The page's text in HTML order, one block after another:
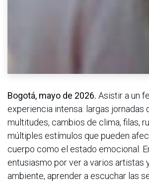
Bogotá, mayo de 2026. Asistir a un
experiencia intensa: largas jornadas
multitudes, cambios de clima, filas,
múltiples estímulos que pueden
cuerpo como el estado emocional.
entusiasmo por ver a varios artistas
ambiente, aprender a escuchar las